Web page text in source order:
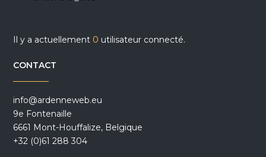
Il y a actuellement 0 utilisateur connecté.
CONTACT
info@ardenneweb.eu
9e Fontenaille
6661 Mont-Houffalize, Belgique
+32 (0)61 288 304